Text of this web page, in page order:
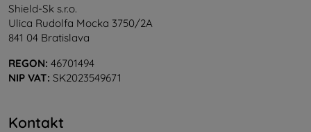
Shield-Sk s.r.o.
Ulica Rudolfa Mocka 3750/2A
841 04 Bratislava
REGON: 46701494
NIP VAT: SK2023549671
Kontakt